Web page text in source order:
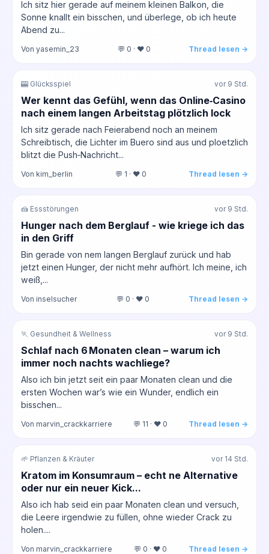
Ich sitz hier gerade auf meinem kleinen Balkon, die
Sonne knallt ein bisschen, und überlege, ob ich heute
Abend zu...
Von yasemin_23 💬 0 · ❤️ 0 Thread lesen →
🎰 Glücksspiel vor 9 Std.
Wer kennt das Gefühl, wenn das Online‑Casino
nach einem langen Arbeitstag plötzlich lock
Ich sitz gerade nach Feierabend noch an meinem
Schreibtisch, die Lichter im Buero sind aus und ploetzlich
blitzt die Push‑Nachricht...
Von kim_berlin 💬 1 · ❤️ 0 Thread lesen →
🍰 Essstörungen vor 9 Std.
Hunger nach dem Berglauf - wie kriege ich das
in den Griff
Bin gerade von nem langen Berglauf zurück und hab
jetzt einen Hunger, der nicht mehr aufhört. Ich meine, ich
weiß,...
Von inselsucher 💬 0 · ❤️ 0 Thread lesen →
🏃 Gesundheit & Wellness vor 9 Std.
Schlaf nach 6 Monaten clean – warum ich
immer noch nachts wachliege?
Also ich bin jetzt seit ein paar Monaten clean und die
ersten Wochen war’s wie ein Wunder, endlich ein
bisschen...
Von marvin_crackkarriere 💬 11 · ❤️ 0 Thread lesen →
🌱 Pflanzen & Kräuter vor 14 Std.
Kratom im Konsumraum – echt ne Alternative
oder nur ein neuer Kick...
Also ich hab seid ein paar Monaten clean und versuch,
die Leere irgendwie zu füllen, ohne wieder Crack zu
holen....
Von marvin_crackkarriere 💬 0 · ❤️ 0 Thread lesen →